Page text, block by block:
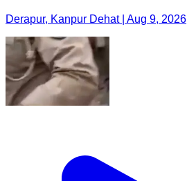
Derapur, Kanpur Dehat | Aug 9, 2026